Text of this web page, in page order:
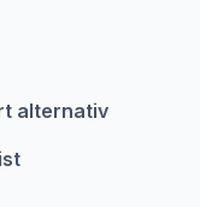
alternativ